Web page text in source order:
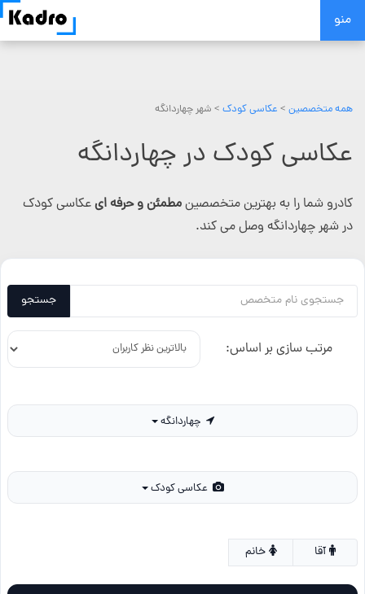
Skip
منو
همه متخصصین > عکاسی کودک > شهر چهاردانگه
عکاسی کودک در چهاردانگه
کادرو شما را به بهترین متخصصینمطمئن و حرفه ایعکاسی کودک
در شهر چهاردانگه وصل می کند.
جستجو
مرتب سازی بر اساس:
خانم